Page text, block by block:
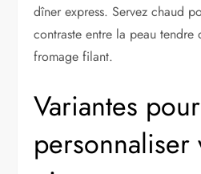
dîner express. Servez chaud
contraste entre la peau tendre
fromage filant.
Variantes pour
personnaliser